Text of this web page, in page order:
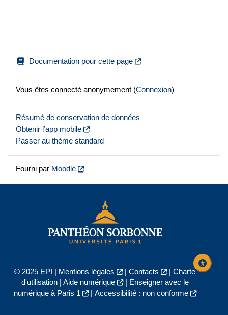
Documentation pour cette page
Vous êtes connecté anonymement (Connexion)
Résumé de conservation de données
Obtenir l’app mobile
Passer au thème standard
Fourni par Moodle
© 2025 EPI | Mentions légales | Contacts | Charte
d'utilisation| Aide numérique |
Enseigner avec le
numérique à Paris 1
| Accessibilité : non conforme